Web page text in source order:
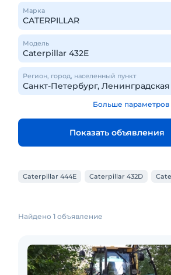
Марка
Модель
Регион, город, населенный пункт
Больше параметров
Показать объявления
Caterpillar 444E Caterpillar 432D
Найдено 1 объявление